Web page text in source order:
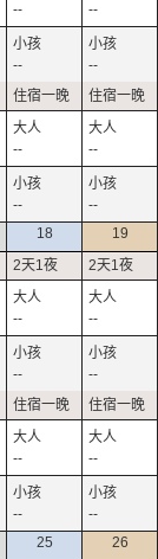
--
--
--
--
--
--
--
--
18
--
--
--
--
19
--
--
--
--
25 26